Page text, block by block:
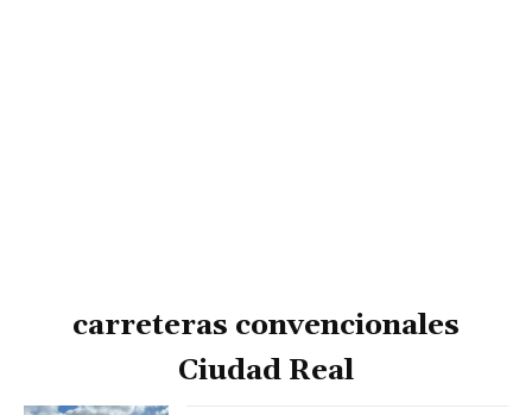
carreteras convencionales
Ciudad Real